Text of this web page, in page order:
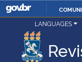
Ministério da Justiça e
LANGUAGES